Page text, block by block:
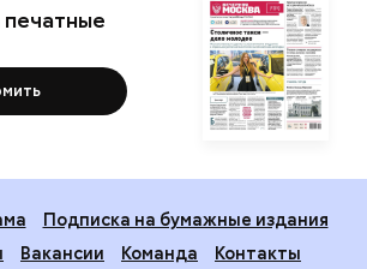
Подписка на бумажные издания
Вакансии Команда
Контакты